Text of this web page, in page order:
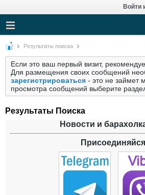
Войти
Результаты поиска
Если это ваш первый визит,
Для размещения своих сообщений
зарегистрироваться - это не займет
просмотра сообщений выберите
Результаты Поиска
Новости и